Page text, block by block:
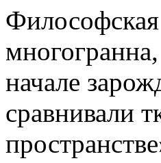
Философская
начале
сравнивали